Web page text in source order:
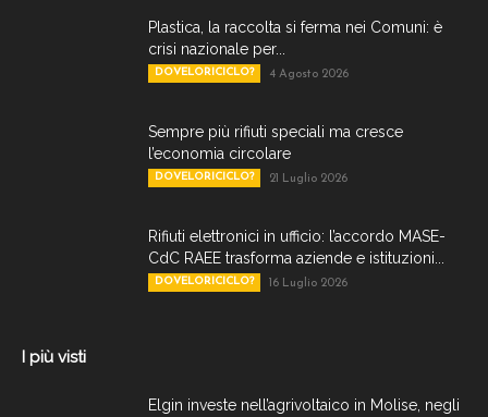
Plastica, la raccolta si ferma nei Comuni: è
crisi nazionale per...
DOVELORICICLO? 4 Agosto 2026
Sempre più rifiuti speciali ma cresce
l’economia circolare
DOVELORICICLO? 21 Luglio 2026
Rifiuti elettronici in ufficio: l’accordo MASE-
CdC RAEE trasforma aziende e istituzioni...
DOVELORICICLO? 16 Luglio 2026
I più visti
Elgin investe nell’agrivoltaico in Molise, negli